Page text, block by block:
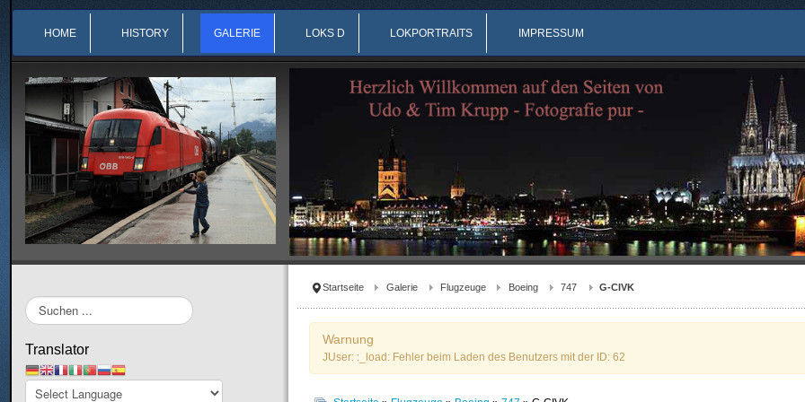
HOME HISTORY GALERIE LOKS D LOKPORTRAITS IMPRESSUM
Startseite Galerie Flugzeuge Boeing 747 G-CIVK
Warnung
JUser: :_load: Fehler beim Laden des Benutzers mit der ID: 62
Suchen
...
Translator